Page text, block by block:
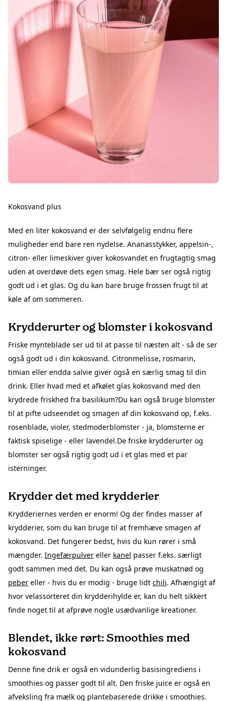
Kokosvand plus
Med en liter kokosvand er der selvfølgelig endnu flere
muligheder end bare ren nydelse. Ananasstykker, appelsin-,
citron- eller limeskiver giver kokosvandet en frugtagtig smag
uden at overdøve dets egen smag. Hele bær ser også rigtig
godt ud i et glas. Og du kan bare bruge frossen frugt til at
køle af om sommeren.
Krydderurter og blomster i kokosvand
Friske mynteblade ser ud til at passe til næsten alt - så de ser
også godt ud i din kokosvand. Citronmelisse, rosmarin,
timian eller endda salvie giver også en særlig smag til din
drink. Eller hvad med et afkølet glas kokosvand med den
krydrede friskhed fra basilikum?Du kan også bruge blomster
til at pifte udseendet og smagen af din kokosvand op, f.eks.
rosenblade, violer, stedmoderblomster - ja, blomsterne er
faktisk spiselige - eller lavendel.De friske krydderurter og
blomster ser også rigtig godt ud i et glas med et par
isterninger.
Krydder det med krydderier
Krydderiernes verden er enorm! Og der findes masser af
krydderier, som du kan bruge til at fremhæve smagen af
kokosvand. Det fungerer bedst, hvis du kun rører i små
mængder. Ingefærpulver eller kanel passer f.eks. særligt
godt sammen med det. Du kan også prøve muskatnød og
peber eller - hvis du er modig - bruge lidt chili. Afhængigt af
hvor velassorteret din krydderihylde er, kan du helt sikkert
finde noget til at afprøve nogle usædvanlige kreationer.
Blendet, ikke rørt: Smoothies med
kokosvand
Denne fine drik er også en vidunderlig basisingrediens i
smoothies og passer godt til alt. Den friske juice er også en
afveksling fra mælk og plantebaserede drikke i smoothies.